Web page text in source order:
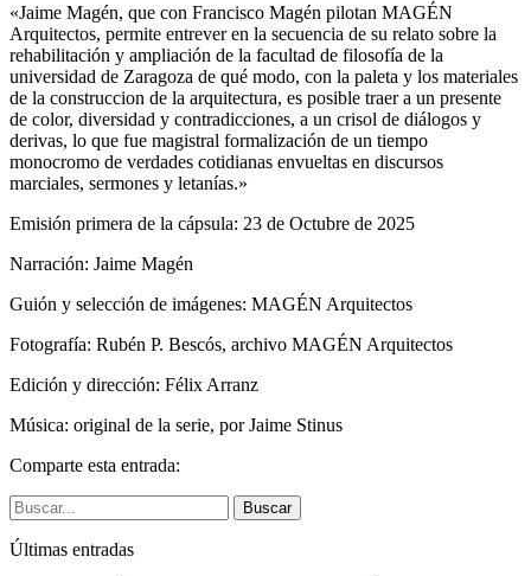
«Jaime Magén, que con Francisco Magén pilotan MAGÉN
Arquitectos, permite entrever en la secuencia de su relato sobre la
rehabilitación y ampliación de la facultad de filosofía de la
universidad de Zaragoza de qué modo, con la paleta y los materiales
de la construccion de la arquitectura, es posible traer a un presente
de color, diversidad y contradicciones, a un crisol de diálogos y
derivas, lo que fue magistral formalización de un tiempo
monocromo de verdades cotidianas envueltas en discursos
marciales, sermones y letanías.»
Emisión primera de la cápsula: 23 de Octubre de 2025
Narración: Jaime Magén
Guión y selección de imágenes: MAGÉN Arquitectos
Fotografía: Rubén P. Bescós, archivo MAGÉN Arquitectos
Edición y dirección: Félix Arranz
Música: original de la serie, por Jaime Stinus
Comparte esta entrada:
Buscar
Últimas entradas